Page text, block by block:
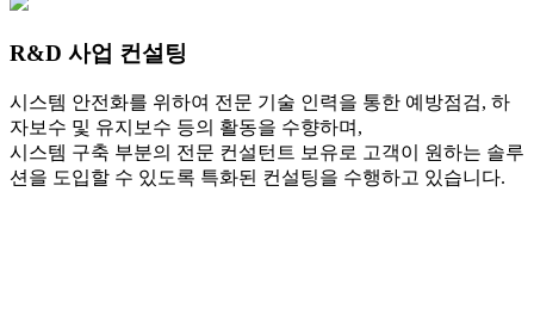
R&D 사업 컨설팅
시스템 안전화를 위하여 전문 기술 인력을 통한 예방점검, 하
자보수 및 유지보수 등의 활동을 수향하며,
시스템 구축 부분의 전문 컨설턴트 보유로 고객이 원하는 솔루
션을 도입할 수 있도록 특화된 컨설팅을 수행하고 있습니다.